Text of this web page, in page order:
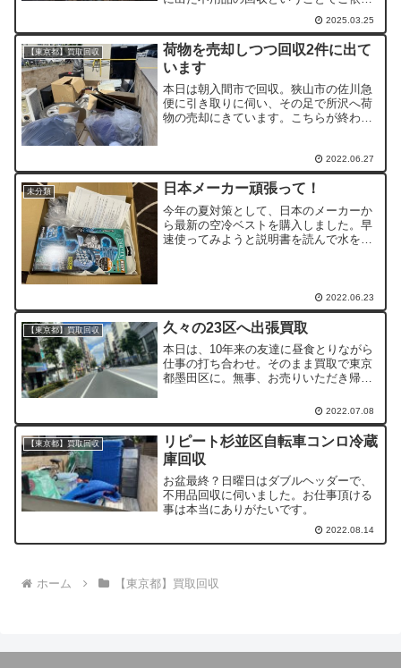
をいただきました。今回のお客様は、以
前店頭に物を買いに来てくれたご縁のあ
るリピーターさんでした。費用 : 5000円
（税込）作...
2025.03.25
【東京都】買取回収
荷物を売却しつつ回収2件に出て
います
本日は朝入間市で回収。狭山市の佐川急
便に引き取りに伺い、その足で所沢へ荷
物の売却にきています。こちらが終わっ
2022.06.27
未分類 日本メーカー頑張って！
今年の夏対策として、日本のメーカーか
ら最新の空冷ベストを購入しました。早
速使ってみようと説明書を読んで水を注
2022.06.23
【東京都】買取回収 久々の23区へ出張買取
本日は、10年来の友達に昼食とりながら
仕事の打ち合わせ。そのまま買取で東京
都墨田区に。無事、お売りいただき帰路
2022.07.08
【東京都】買取回収
リピート杉並区自転車コンロ冷蔵
庫回収
お盆最終？日曜日はダブルヘッダーで、
不用品回収に伺いました。お仕事頂ける
事は本当にありがたいです。
2022.08.14
ホーム 【東京都】買取回収